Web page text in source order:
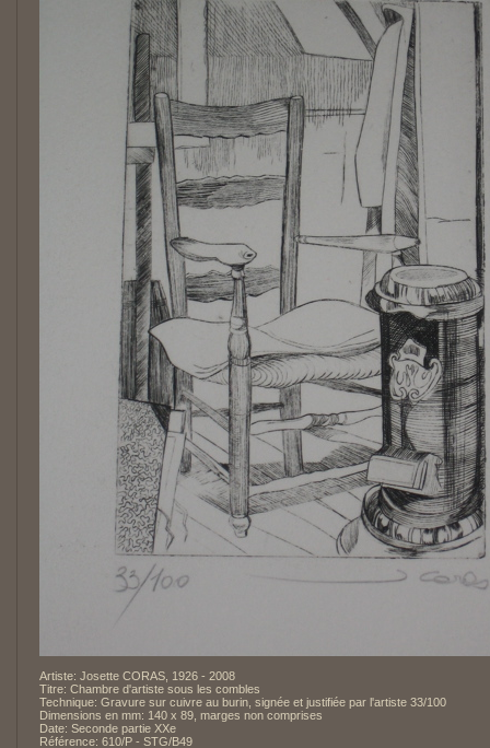
Artiste: Josette CORAS, 1926 - 2008
Titre: Chambre d'artiste sous les combles
Technique: Gravure sur cuivre au burin, signée et justifiée par l'artiste 33/100
Dimensions en mm: 140 x 89, marges non comprises
Date: Seconde partie XXe
Référence: 610/P - STG/B49